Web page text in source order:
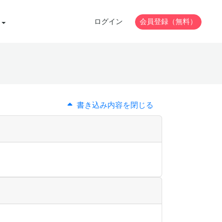
ログイン 会員登録（無料）
書き込み内容を閉じる